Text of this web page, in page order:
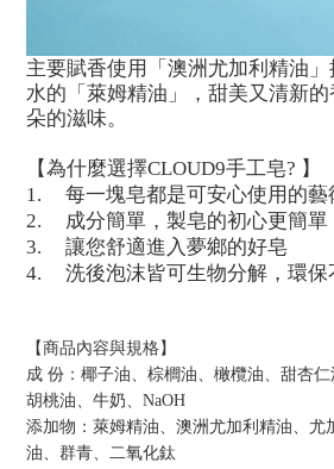
主要賦香使用「澳洲尤加利精油
水的「萊姆精油」，甜美又清新
朵的滋味。
【為什麼選擇CLOUD9手工皂? 】
1.
每一塊皂都是可安心使用的藝
2.
成分簡單，製皂的初心更簡單
3.
讓您舒適進入夢鄉的好皂
4.
洗後泡沫皆可生物分解，環保
【商品內容與規格】
成 份：椰子油、棕櫚油、橄欖油、甜杏
胡桃油、牛奶、 NaOH
添加物：萊姆精油、澳洲尤加利精油、尤
油、群青、二氧化鈦